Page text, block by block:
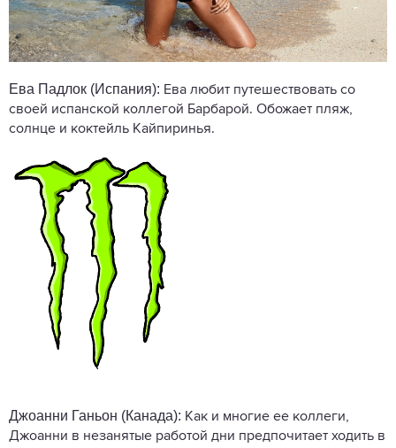
Ева Падлок (Испания): Ева любит путешествовать со
своей испанской коллегой Барбарой. Обожает пляж,
солнце и коктейль Кайпиринья.
Джоанни Ганьон (Канада): Как и многие ее коллеги,
Джоанни в незанятые работой дни предпочитает ходить в